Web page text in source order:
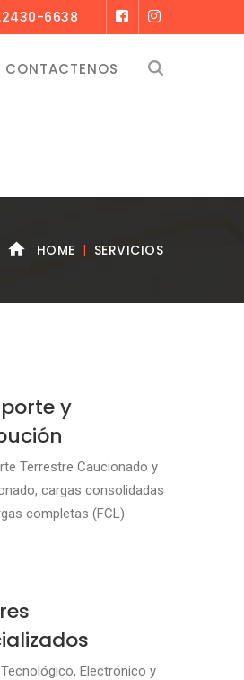
6638
CONTACTENOS
HOME SERVICIOS
y
Terrestre Caucionado y
cargas consolidadas
completas (FCL)
Tecnológico, Electrónico y